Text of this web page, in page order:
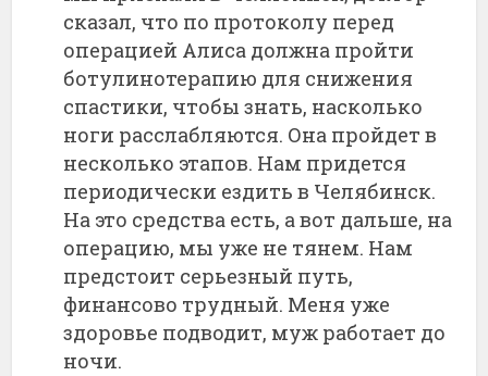
сказал, что по протоколу перед
операцией Алиса должна пройти
ботулинотерапию для снижения
спастики, чтобы знать, насколько
ноги расслабляются. Она пройдет в
несколько этапов. Нам придется
периодически ездить в Челябинск.
На это средства есть, а вот дальше, на
операцию, мы уже не тянем. Нам
предстоит серьезный путь,
финансово трудный. Меня уже
здоровье подводит, муж работает до
ночи.